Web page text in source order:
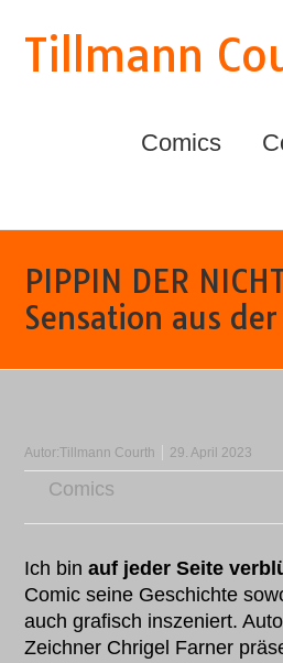
Tillmann
Comics
PIPPIN DER
Sensation aus
Autor:Tillmann Courth 29. April 2023
Comics
Ich binauf jeder Seite
Comic seine Geschichte
auch grafisch inszeniert.
Zeichner Chrigel Farner